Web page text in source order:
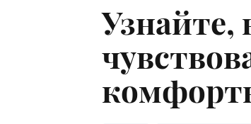
Узнайте,